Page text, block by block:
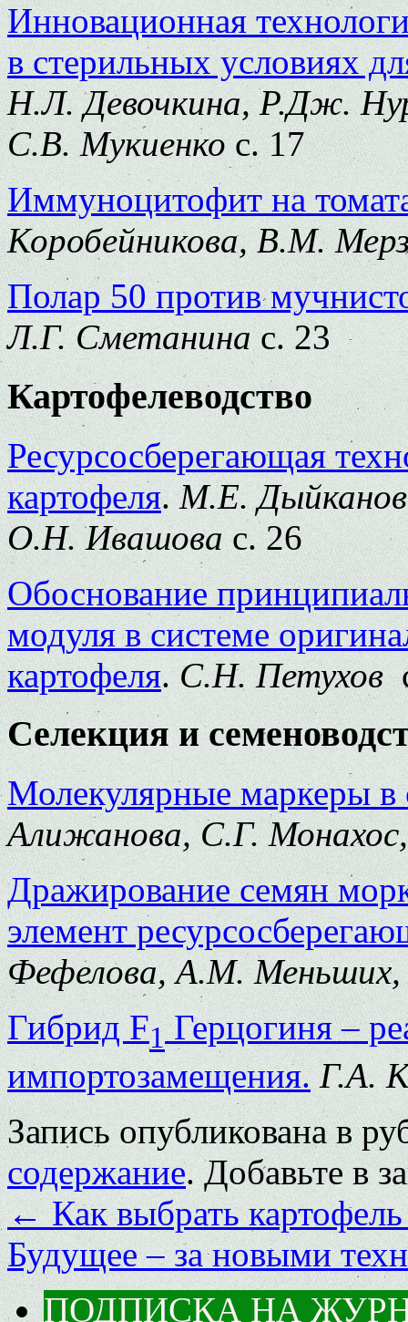
Инновационная
в стерильных условиях
Н.Л. Девочкина, Р.Дж.
С.В. Мукиенкос. 17
Иммуноцитофит на
Коробейникова, В.М.
Полар 50 против
Л.Г. Сметанинас. 23
Картофелеводство
Ресурсосберегающая
картофеля.М.Е.
О.Н. Ивашовас. 26
Обоснование
модуля в системе
картофеля.С.Н. Петухов
Селекция и
Молекулярные маркеры в
Алижанова, С.Г.
Дражирование семян
элемент
Фефелова, А.М. Меньших,
Гибрид F1Герцогиня –
импортозамещения. Г.А.
Запись опубликована в
содержание. Добавьте в
←Как выбрать
Будущее – за новыми
ПОДПИСКА НА